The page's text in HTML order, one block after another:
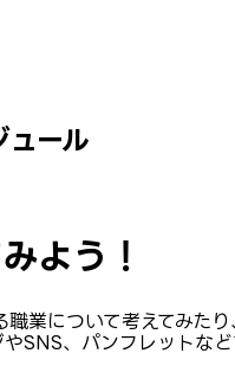
ール
よう！
業について考えてみた
SNS、パンフレットな